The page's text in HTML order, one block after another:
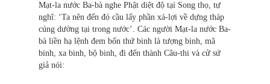
Mạt-la nước Ba-bà nghe Phật diệt độ tại Song thọ, tự
nghĩ: ‘Ta nên đến đó cầu lấy phần xá-lợi về dựng tháp
cúng dường tại trong nước’. Các người Mạt-la nước Ba-
bà liền hạ lệnh đem bốn thứ binh là tượng binh, mã
binh, xa binh, bộ binh, đi đến thành Câu-thi và cử sứ
giả nói: